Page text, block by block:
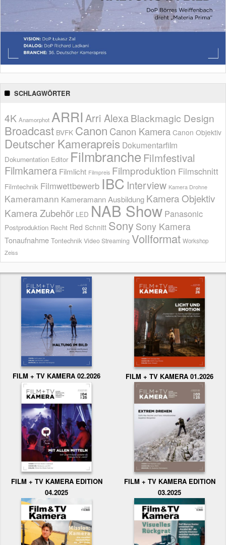
SCHLAGWÖRTER
4K Anamorphot ARRI Arri AlexaBlackmagic Design
Broadcast BVFK Canon Canon Kamera Canon Objektiv
Deutscher Kamerapreis Dokumentarfilm
Dokumentation Editor Filmbranche Filmfestival
Filmkamera Filmlicht Filmpreis Filmproduktion Filmschnitt
Filmtechnik Filmwettbewerb IBC Interview Kamera Drohne
Kameramann Kameramann Ausbildung Kamera Objektiv
Kamera Zubehör LED NAB Show Panasonic
Postproduktion Recht Red Schnitt Sony Sony Kamera
Tonaufnahme Tontechnik Video Streaming Vollformat Workshop
Zeiss
FILM + TV KAMERA 02.2026 FILM + TV KAMERA 01.2026
FILM + TV KAMERA EDITION
04.2025
FILM + TV KAMERA EDITION
03.2025